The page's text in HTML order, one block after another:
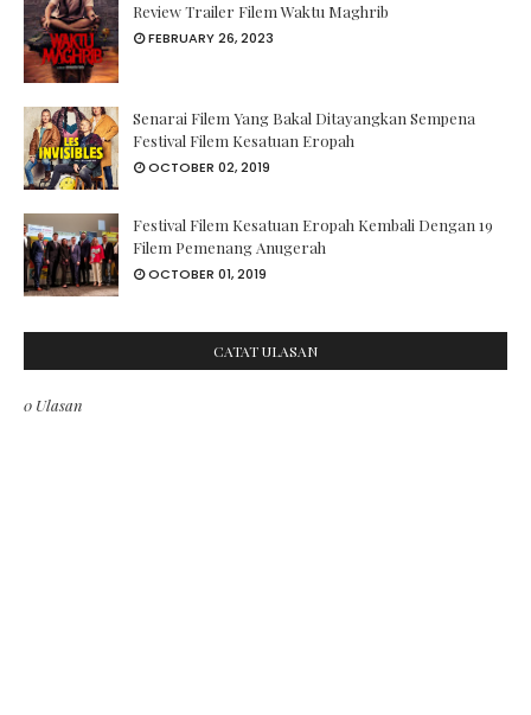
Review Trailer Filem Waktu Maghrib
FEBRUARY 26, 2023
Senarai Filem Yang Bakal Ditayangkan Sempena
Festival Filem Kesatuan Eropah
OCTOBER 02, 2019
Festival Filem Kesatuan Eropah Kembali Dengan 19
Filem Pemenang Anugerah
OCTOBER 01, 2019
CATAT ULASAN
0 Ulasan